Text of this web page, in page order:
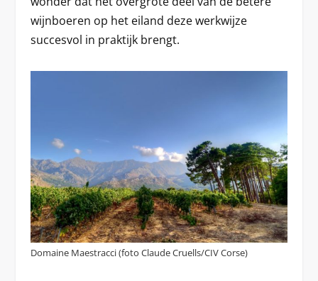
wijnboeren op het eiland deze werkwijze
succesvol in praktijk brengt.
Domaine Maestracci (foto Claude Cruells/CIV Corse)